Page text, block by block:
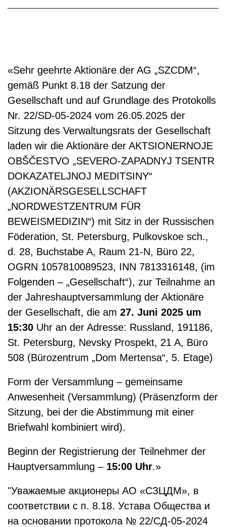
«Sehr geehrte Aktionäre der AG „SZCDM“,
gemäß Punkt 8.18 der Satzung der
Gesellschaft und auf Grundlage des Protokolls
Nr. 22/SD-05-2024 vom 26.05.2025 der
Sitzung des Verwaltungsrats der Gesellschaft
laden wir die Aktionäre der AKTSIONERNOJE
OBŠČESTVO „SEVERO-ZAPADNYJ TSENTR
DOKAZATELJNOJ MEDITSINY“
(AKZIONÄRSGESELLSCHAFT
„NORDWESTZENTRUM FÜR
BEWEISMEDIZIN“) mit Sitz in der Russischen
Föderation, St. Petersburg, Pulkovskoe sch.,
d. 28, Buchstabe A, Raum 21-N, Büro 22,
OGRN 1057810089523, INN 7813316148, (im
Folgenden – „Gesellschaft“), zur Teilnahme an
der Jahreshauptversammlung der Aktionäre
der Gesellschaft, die am 27. Juni 2025 um
15:30 Uhr an der Adresse: Russland, 191186,
St. Petersburg, Nevsky Prospekt, 21 A, Büro
508 (Bürozentrum „Dom Mertensa“, 5. Etage)
Form der Versammlung – gemeinsame
Anwesenheit (Versammlung) (Präsenzform der
Sitzung, bei der die Abstimmung mit einer
Briefwahl kombiniert wird).
Beginn der Registrierung der Teilnehmer der
Hauptversammlung – 15:00 Uhr.»
"Уважаемые акционеры АО «СЗЦДМ», в
соответствии с п. 8.18. Устава Общества и
на основании протокола № 22/СД-05-2024